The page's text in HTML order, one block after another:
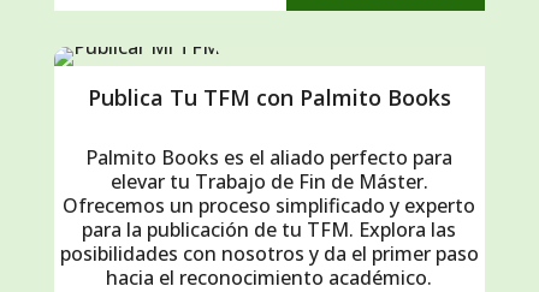
Publica Tu TFM con Palmito Books
Palmito Books es el aliado perfecto para
elevar tu Trabajo de Fin de Máster.
Ofrecemos un proceso simplificado y experto
para la publicación de tu TFM. Explora las
posibilidades con nosotros y da el primer paso
hacia el reconocimiento académico.